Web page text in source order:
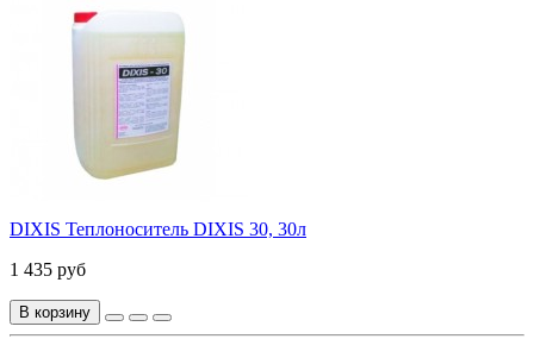
DIXIS Теплоноситель DIXIS 30, 30л
1 435 руб
В корзину